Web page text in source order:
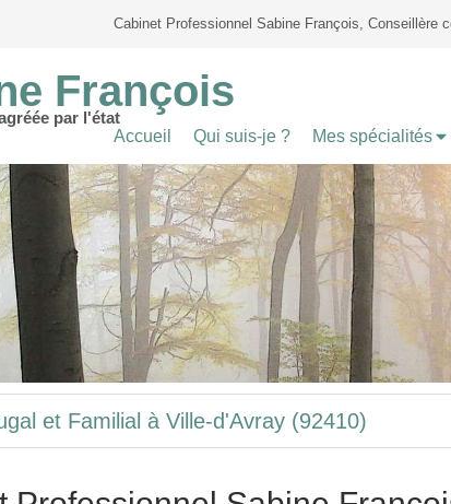
Cabinet Professionnel Sabine François, Conseillère
François
par l'état
Accueil Qui suis-je ? Mes spécialités
et Familial à Ville-d'Avray (92410)